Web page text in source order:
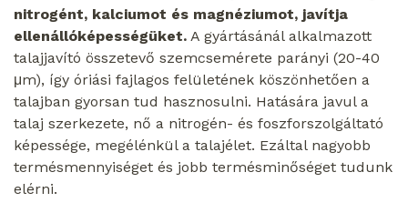
nitrogént, kalciumot és magnéziumot, javítja
ellenállóképességüket. A gyártásánál alkalmazott
talajjavító összetevő szemcsemérete parányi (20-40
μm), így óriási fajlagos felületének köszönhetően a
talajban gyorsan tud hasznosulni. Hatására javul a
talaj szerkezete, nő a nitrogén- és foszforszolgáltató
képessége, megélénkül a talajélet. Ezáltal nagyobb
termésmennyiséget és jobb termésminőséget tudunk
elérni.